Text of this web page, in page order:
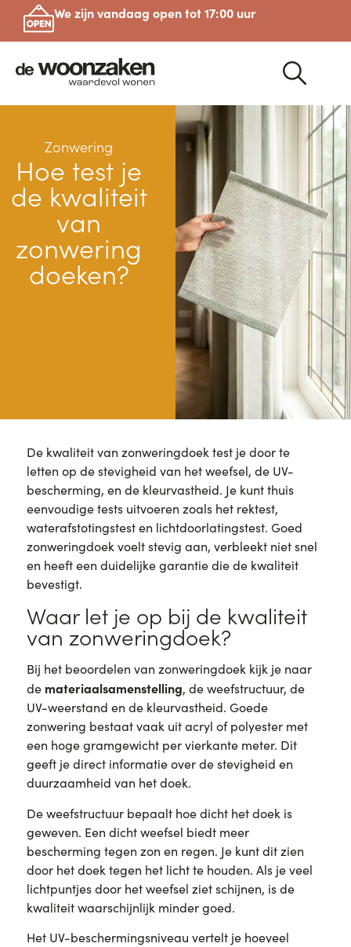
We zijn vandaag open tot 17:00 uur
Zonwering
Hoe test je
de kwaliteit
van
zonwering
doeken?
De kwaliteit van zonweringdoek test je door te
letten op de stevigheid van het weefsel, de UV-
bescherming, en de kleurvastheid. Je kunt thuis
eenvoudige tests uitvoeren zoals het rektest,
waterafstotingstest en lichtdoorlatingstest. Goed
zonweringdoek voelt stevig aan, verbleekt niet snel
en heeft een duidelijke garantie die de kwaliteit
bevestigt.
Waar let je op bij de kwaliteit
van zonweringdoek?
Bij het beoordelen van zonweringdoek kijk je naar
de materiaalsamenstelling, de weefstructuur, de
UV-weerstand en de kleurvastheid. Goede
zonwering bestaat vaak uit acryl of polyester met
een hoge gramgewicht per vierkante meter. Dit
geeft je direct informatie over de stevigheid en
duurzaamheid van het doek.
De weefstructuur bepaalt hoe dicht het doek is
geweven. Een dicht weefsel biedt meer
bescherming tegen zon en regen. Je kunt dit zien
door het doek tegen het licht te houden. Als je veel
lichtpuntjes door het weefsel ziet schijnen, is de
kwaliteit waarschijnlijk minder goed.
Het UV-beschermingsniveau vertelt je hoeveel